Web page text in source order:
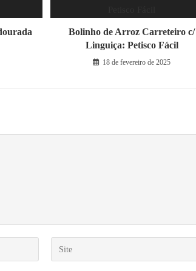
Bolinho de Arroz Carreteiro c/
Linguiça: Petisco Fácil
18 de fevereiro de 2025
Digite
o